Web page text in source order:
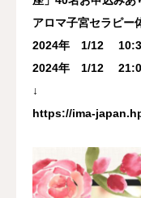
アロマ子宮セラピー
2024年 1/12
2024年 1/12
↓
https://ima-